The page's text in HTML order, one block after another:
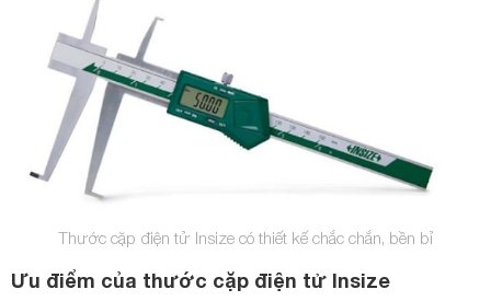
Thước cặp điện tử Insize có thiết kế chắc chắn, bền bỉ
Ưu điểm của thước cặp điện tử Insize